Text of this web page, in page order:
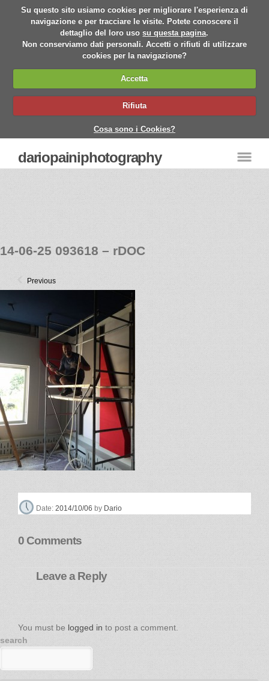
Su questo sito usiamo cookies per migliorare l'esperienza di
navigazione e per tracciare le visite. Potete conoscere il
dettaglio del loro usosu questa pagina.
Non conserviamo dati personali. Accetti o rifiuti di utilizzare
cookies per la navigazione?
Accetta
Rifiuta
Cosa sono i Cookies?
dariopainiphotography
14-06-25 093618 – rDOC
Previous
Date:2014/10/06 by Dario
0 Comments
Leave a Reply
You must be logged in to post a comment.
search